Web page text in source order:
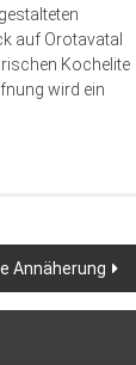
auf Orotavatal
Kochelite
wird ein
Annäherung